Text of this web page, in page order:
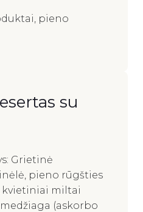
pieno
su
Grietinė
pieno rūgšties
kvietiniai miltai
(askorbo